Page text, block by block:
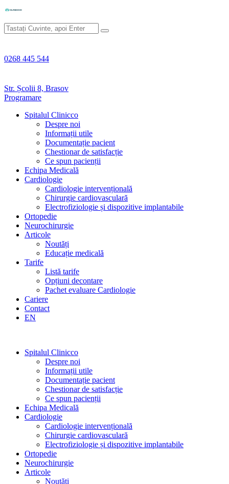
0268 445 544
Str. Școlii 8, Brasov
Programare
Spitalul Clinicco
Despre noi
Informații utile
Documentație pacient
Chestionar de satisfacție
Ce spun pacienții
Echipa Medicală
Cardiologie
Cardiologie intervențională
Chirurgie cardiovasculară
Electrofiziologie și dispozitive implantabile
Ortopedie
Neurochirurgie
Articole
Noutăți
Educație medicală
Tarife
Listă tarife
Opțiuni decontare
Pachet evaluare Cardiologie
Cariere
Contact
EN
Spitalul Clinicco
Despre noi
Informații utile
Documentație pacient
Chestionar de satisfacție
Ce spun pacienții
Echipa Medicală
Cardiologie
Cardiologie intervențională
Chirurgie cardiovasculară
Electrofiziologie și dispozitive implantabile
Ortopedie
Neurochirurgie
Articole
Noutăți